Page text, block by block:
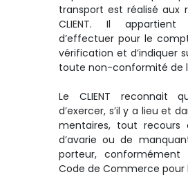
transport est réalisé aux
CLIENT. Il
d’effectuer pour le
vé­rification et d’indiquer
toute non-conformité de
Le CLIENT reconnait
d’exercer, s’il y a lieu et
mentaires, tout
d’avarie ou de
porteur, conformément
Code de Commerce pour